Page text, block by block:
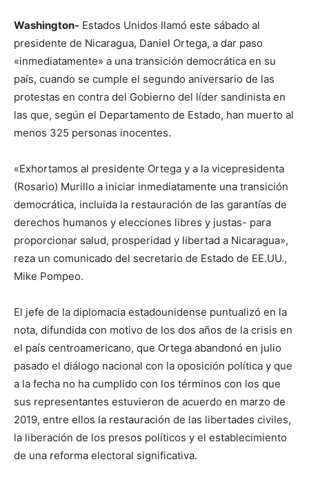
Washington- Estados Unidos llamó este sábado al
presidente de Nicaragua, Daniel Ortega, a dar paso
«inmediatamente» a una transición democrática en su
país, cuando se cumple el segundo aniversario de las
protestas en contra del Gobierno del líder sandinista en
las que, según el Departamento de Estado, han muerto al
menos 325 personas inocentes.
«Exhortamos al presidente Ortega y a la vicepresidenta
(Rosario) Murillo a iniciar inmediatamente una transición
democrática, incluida la restauración de las garantías de
derechos humanos y elecciones libres y justas- para
proporcionar salud, prosperidad y libertad a Nicaragua»,
reza un comunicado del secretario de Estado de EE.UU.,
Mike Pompeo.
El jefe de la diplomacia estadounidense puntualizó en la
nota, difundida con motivo de los dos años de la crisis en
el país centroamericano, que Ortega abandonó en julio
pasado el diálogo nacional con la oposición política y que
a la fecha no ha cumplido con los términos con los que
sus representantes estuvieron de acuerdo en marzo de
2019, entre ellos la restauración de las libertades civiles,
la liberación de los presos políticos y el establecimiento
de una reforma electoral significativa.